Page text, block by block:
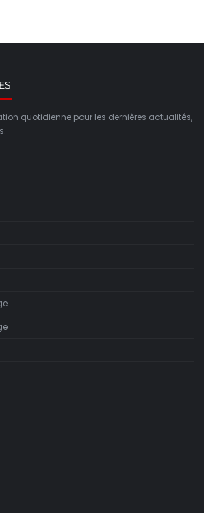
quotidienne pour les dernières actualités,